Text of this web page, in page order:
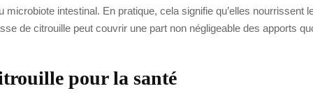
microbiote intestinal. En pratique, cela signifie qu’elles nourrissent
de citrouille peut couvrir une part non négligeable des apports
pour la santé